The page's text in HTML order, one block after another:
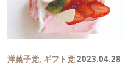
洋菓子党 ギフト党2023.04.28